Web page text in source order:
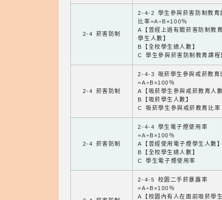
2-4 菸害防制
2-4-2 學生參與菸害防制教育
比率=A÷B×100％
A【曾經上過有關菸害防制教
學生人數】
B【全校學生總人數】
C 學生參與菸害防制教育課程
2-4 菸害防制
2-4-3 吸菸學生參與戒菸教育
=A÷B×100％
A【吸菸學生參與戒菸教育人
B【吸菸學生人數】
C 吸菸學生參與戒菸教育比率
2-4 菸害防制
2-4-4 學生電子煙使用率
=A÷B×100％
A【曾經使用電子煙學生人數
B【全校學生總人數】
C 學生電子煙使用率
2-4-5 校園二手菸暴露率
=A÷B×100％
A【校園內有人在面前吸菸學